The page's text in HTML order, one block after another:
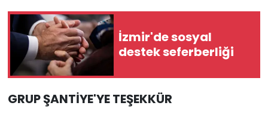
İzmir'de sosyal
destek seferberliği
GRUP ŞANTİYE'YE TEŞEKKÜR